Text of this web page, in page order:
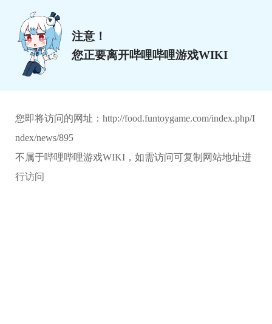
注意！
您正要离开哔哩哔哩游戏WIKI
您即将访问的网址： http://food.funtoygame.com/index.php/I
ndex/news/895
不属于哔哩哔哩游戏WIKI，如需访问可复制网站地址进
行访问